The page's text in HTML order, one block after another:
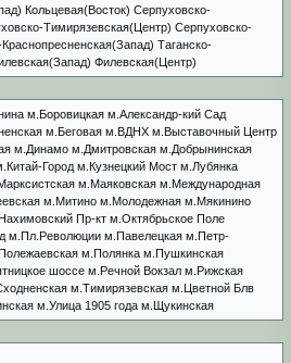
Кольцевая(Восток) Серпуховско-
Тимирязевская(Центр) Серпуховско-
Таганско-
Филевская(Центр)
м.Боровицкая м.Александр-кий Сад
м.Беговая м.ВДНХ м.Выставочный Центр
м.Динамо м.Дмитровская м.Добрынинская
Город м.Кузнецкий Мост м.Лубянка
м.Маяковская м.Международная
м.Митино м.Молодежная м.Мякинино
Пр-кт м.Октябрьское Поле
м.Пл.Революции м.Павелецкая м.Петр-
м.Полянка м.Пушкинская
шоссе м.Речной Вокзал м.Рижская
м.Тимирязевская м.Цветной Блв
м.Улица 1905 года м.Щукинская